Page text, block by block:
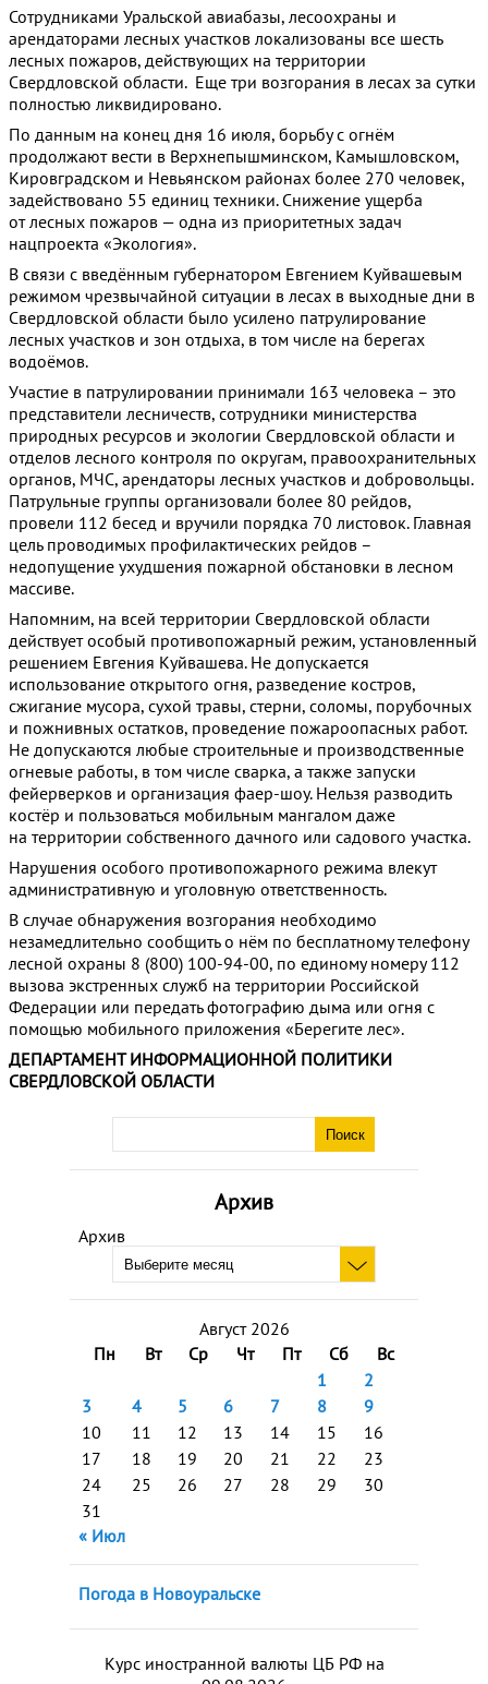
Архив
Архив
Август 2026
Пн
Вт Ср Чт Пт Сб
Вс
1
2
3
4 5 6 7 8
9
10
11 12 13 14 15
16
17
18 19 20 21 22
23
24
25 26 27 28 29
30
31
« Июл
Погода в Новоуральске
Курс иностранной валюты ЦБ РФ на
Сотрудниками Уральской авиабазы, лесоохраны и
арендаторами лесных участков локализованы все шесть
лесных пожаров, действующих на территории
Свердловской области. Еще три возгорания в лесах за сутки
полностью ликвидировано.
По данным на конец дня 16 июля, борьбу с огнём
продолжают вести в Верхнепышминском, Камышловском,
Кировградском и Невьянском районах более 270 человек,
задействовано 55 единиц техники. Снижение ущерба
от лесных пожаров — одна из приоритетных задач
нацпроекта «Экология».
В связи с введённым губернатором Евгением Куйвашевым
режимом чрезвычайной ситуации в лесах в выходные дни в
Свердловской области было усилено патрулирование
лесных участков и зон отдыха, в том числе на берегах
водоёмов.
Участие в патрулировании принимали 163 человека – это
представители лесничеств, сотрудники министерства
природных ресурсов и экологии Свердловской области и
отделов лесного контроля по округам, правоохранительных
органов, МЧС, арендаторы лесных участков и добровольцы.
Патрульные группы организовали более 80 рейдов,
провели 112 бесед и вручили порядка 70 листовок. Главная
цель проводимых профилактических рейдов –
недопущение ухудшения пожарной обстановки в лесном
массиве.
Напомним, на всей территории Свердловской области
действует особый противопожарный режим, установленный
решением Евгения Куйвашева. Не допускается
использование открытого огня, разведение костров,
сжигание мусора, сухой травы, стерни, соломы, порубочных
и пожнивных остатков, проведение пожароопасных работ.
Не допускаются любые строительные и производственные
огневые работы, в том числе сварка, а также запуски
фейерверков и организация фаер-шоу. Нельзя разводить
костёр и пользоваться мобильным мангалом даже
на территории собственного дачного или садового участка.
Нарушения особого противопожарного режима влекут
административную и уголовную ответственность.
В случае обнаружения возгорания необходимо
незамедлительно сообщить о нём по бесплатному телефону
лесной охраны 8 (800) 100-94-00, по единому номеру 112
вызова экстренных служб на территории Российской
Федерации или передать фотографию дыма или огня с
помощью мобильного приложения «Берегите лес».
ДЕПАРТАМЕНТ ИНФОРМАЦИОННОЙ ПОЛИТИКИ
СВЕРДЛОВСКОЙ ОБЛАСТИ